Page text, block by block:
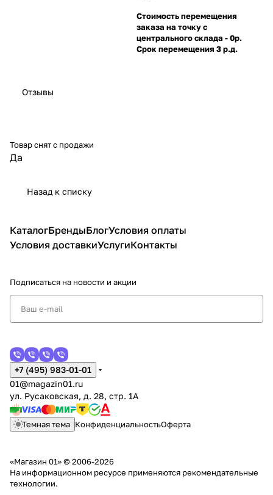
Стоимость перемещения
заказа на точку с
центрального склада - 0р.
Срок перемещения 3 р.д.
Отзывы
Товар снят с продажи
Да
Назад к списку
КаталогБрендыБлогУсловия оплаты
Условия доставкиУслугиКонтакты
Подписаться на новости и акции
+7 (495) 983-01-01
01@magazin01.ru
ул. Русаковская, д. 28, стр. 1А
Темная тема КонфиденциальностьОферта
«Магазин 01» © 2006-2026
На информационном ресурсе применяются рекомендательные
технологии.